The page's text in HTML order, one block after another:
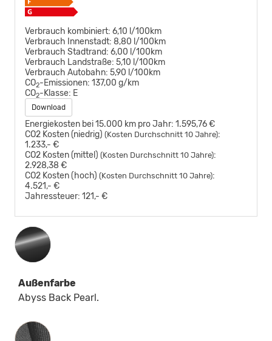
Verbrauch kombiniert: 6,10 l/100km
Verbrauch Innenstadt: 8,80 l/100km
Verbrauch Stadtrand: 6,00 l/100km
Verbrauch Landstraße: 5,10 l/100km
Verbrauch Autobahn: 5,90 l/100km
CO2-Emissionen: 137,00 g/km
CO2-Klasse: E
Download
Energiekosten bei 15.000 km pro Jahr: 1.595,76 €
CO2 Kosten (niedrig) (Kosten Durchschnitt 10 Jahre):
1.233,- €
CO2 Kosten (mittel) (Kosten Durchschnitt 10 Jahre):
2.928,38 €
CO2 Kosten (hoch) (Kosten Durchschnitt 10 Jahre):
4.521,- €
Jahressteuer: 121,- €
Außenfarbe
Abyss Back Pearl.
Innenausstattung